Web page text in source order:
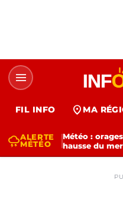
menu
FIL INFO location_on MA
thunderstormALERTE
MÉTÉO
Météo :
hausse du